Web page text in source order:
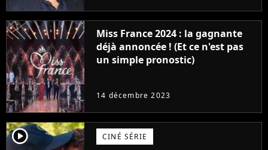
Miss France 2024 : la gagnante
déjà annoncée ! (Et ce n'est pas
un simple pronostic)
14 décembre 2023
player2 CINÉ SÉRIE